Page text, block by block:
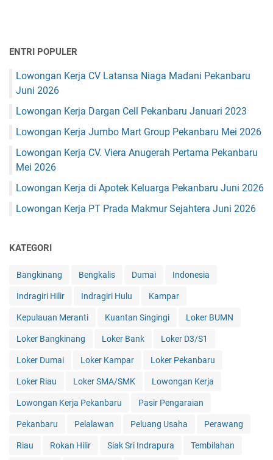
ENTRI POPULER
Lowongan Kerja CV Latansa Niaga Madani Pekanbaru
Juni 2026
Lowongan Kerja Dargan Cell Pekanbaru Januari 2023
Lowongan Kerja Jumbo Mart Group Pekanbaru Mei 2026
Lowongan Kerja CV. Viera Anugerah Pertama Pekanbaru
Mei 2026
Lowongan Kerja di Apotek Keluarga Pekanbaru Juni 2026
Lowongan Kerja PT Prada Makmur Sejahtera Juni 2026
KATEGORI
Bangkinang Bengkalis Dumai Indonesia
Indragiri Hilir Indragiri Hulu Kampar
Kepulauan Meranti Kuantan Singingi Loker BUMN
Loker Bangkinang Loker Bank Loker D3/S1
Loker Dumai Loker Kampar Loker Pekanbaru
Loker Riau Loker SMA/SMK Lowongan Kerja
Lowongan Kerja Pekanbaru Pasir Pengaraian
Pekanbaru Pelalawan Peluang Usaha Perawang
Riau Rokan Hilir Siak Sri Indrapura Tembilahan